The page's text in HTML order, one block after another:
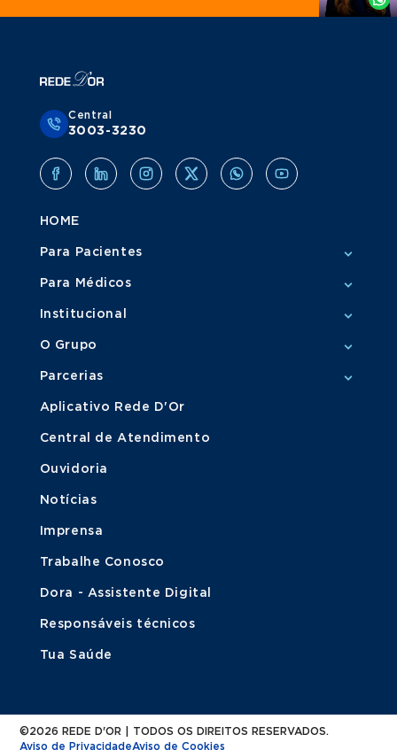
Central
3003-3230
HOME
Para Pacientes
Para Médicos
Institucional
O Grupo
Parcerias
Aplicativo Rede D'Or
Central de Atendimento
Ouvidoria
Notícias
Imprensa
Trabalhe Conosco
Dora - Assistente Digital
Responsáveis técnicos
Tua Saúde
©2026 REDE D'OR | TODOS OS DIREITOS RESERVADOS.
Aviso de PrivacidadeAviso de Cookies